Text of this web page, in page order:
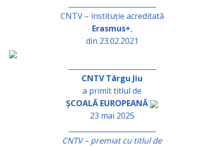
CNTV – instituție acreditată
Erasmus+,
din 23.02.2021
CNTV Târgu Jiu
a primit titlul de
ȘCOALĂ EUROPEANĂ
23 mai 2025
CNTV – premiat cu titlul de